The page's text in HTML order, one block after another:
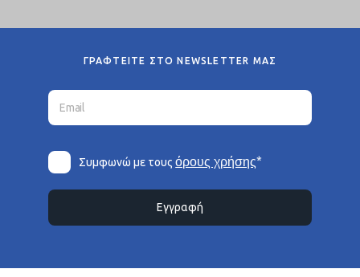
ΓΡΑΦΤΕΙΤΕ ΣΤΟ NEWSLETTER ΜΑΣ
Συμφωνώ με τουςόρους χρήσης*
Εγγραφή